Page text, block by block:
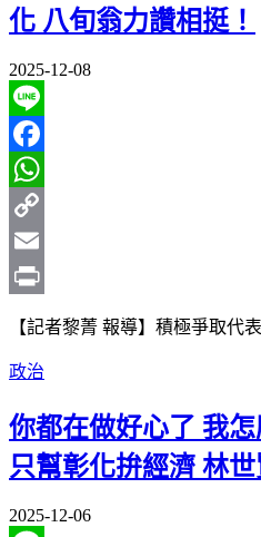
化 八旬翁力讚相挺！
2025-12-08
Line
Facebook
WhatsApp
Copy
Link
Email
【記者黎菁 報導】積極爭取代
政治
你都在做好心了 我
只幫彰化拚經濟 林
2025-12-06